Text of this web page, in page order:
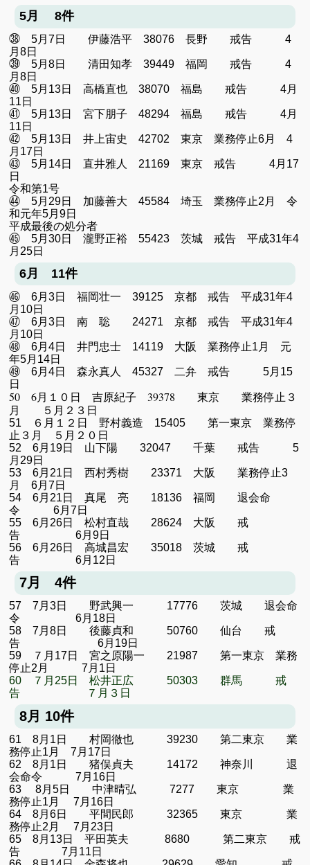
5月 8件
㊳ 5月7日 伊藤浩平 38076 長野 戒告 4
月8日
㊴ 5月8日 清田知孝 39449 福岡 戒告 4
月8日
㊵ 5月13日 高橋直也 38070 福島 戒告 4月
11日
㊶ 5月13日 宮下朋子 48294 福島 戒告 4月
11日
㊷ 5月13日 井上宙史 42702 東京 業務停止6月 4
月17日
㊸ 5月14日 直井雅人 21169 東京 戒告 4月17
日
令和第1号
㊹ 5月29日 加藤善大 45584 埼玉 業務停止2月 令
和元年5月9日
平成最後の処分者
㊺ 5月30日 瀧野正裕 55423 茨城 戒告 平成31年4
月25日
6月 11件
㊻ 6月3日 福岡壮一 39125 京都 戒告 平成31年4
月10日
㊼ 6月3日 南 聡 24271 京都 戒告 平成31年4
月10日
㊽ 6月4日 井門忠士 14119 大阪 業務停止1月 元
年5月14日
㊾ 6月4日 森永真人 45327 二弁 戒告 5月15
日
50 6月１０日 吉原紀子 39378 東京 業務停止３
月 ５月２３日
51 ６月１２日 野村義造 15405 第一東京 業務停
止３月 ５月２０日
52 6月19日 山下陽 32047 千葉 戒告 5
月29日
53 6月21日 西村秀樹 23371 大阪 業務停止3
月 6月7日
54 6月21日 真尾 亮 18136 福岡 退会命
令 6月7日
55 6月26日 松村直哉 28624 大阪 戒
告 6月9日
56 6月26日 高城昌宏 35018 茨城 戒
告 6月12日
7月 4件
57 7月3日 野武興一 17776 茨城 退会命
令 6月18日
58 7月8日 後藤貞和 50760 仙台 戒
告 6月19日
59 ７月17日 宮之原陽一 21987 第一東京 業務
停止2月 7月1日
60 ７月25日 松井正広 50303 群馬 戒
告 ７月３日
8月 10件
61 8月1日 村岡徹也 39230 第二東京 業
務停止1月 7月17日
62 8月1日 猪俣貞夫 14172 神奈川 退
会命令 7月16日
63 8月5日 中津晴弘 7277 東京 業
務停止1月 7月16日
64 8月6日 平間民郎 32365 東京 業
務停止2月 7月23日
65 8月13日 平田英夫 8680 第二東京 戒
告 7月11日